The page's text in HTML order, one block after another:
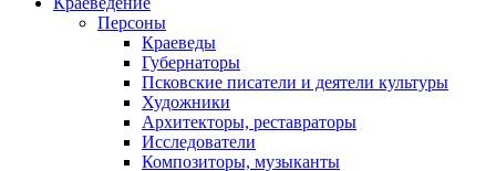
Персоны
Краеведы
Губернаторы
Псковские писатели и деятели культуры
Художники
Архитекторы, реставраторы
Исследователи
Композиторы, музыканты